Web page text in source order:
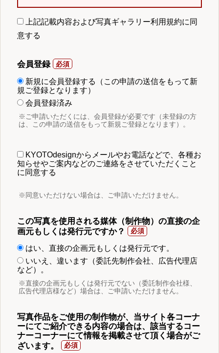
上記記載内容および写真ギャラリー利用規約に同
意する
会員登録
新規に会員登録する（この申請の送信をもって新
規ご登録となります）
会員登録済み
※ご申請いただくには、会員登録が必要です（未登録の方
は、この申請の送信をもって新規ご登録となります）。
KYOTOdesignからメールやお電話などで、各種お
知らせやご案内などのご連絡をさせていただくこと
に同意する
※同意いただけない場合は、ご申請いただけません。
この写真を使用される媒体（制作物）の直接の企
画元もしくは発行元ですか？
はい、直接の企画元もしくは発行元です。
いいえ、違います（委託先制作会社、広告代理店
など）。
※直接の企画元もしくは発行元でない（委託制作会社様、
広告代理店様など）場合は、ご申請いただけません。
写真作品をご使用の制作物が、当サイト各コーナ
ーにてご紹介できる内容の場合は、該当するコー
ナーコーナーにて情報を掲載させて頂く場合がご
ざいます。